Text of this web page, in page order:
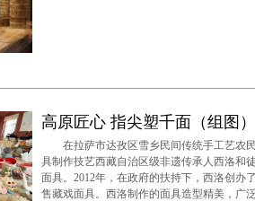
高原匠心 指尖塑千面（组图）
在拉萨市达孜区雪乡民间传统手工艺农
具制作技艺西藏自治区级非遗传承人西洛和
面具。2012年，在政府的扶持下，西洛创办
售藏戏面具。西洛制作的面具造型精美，广